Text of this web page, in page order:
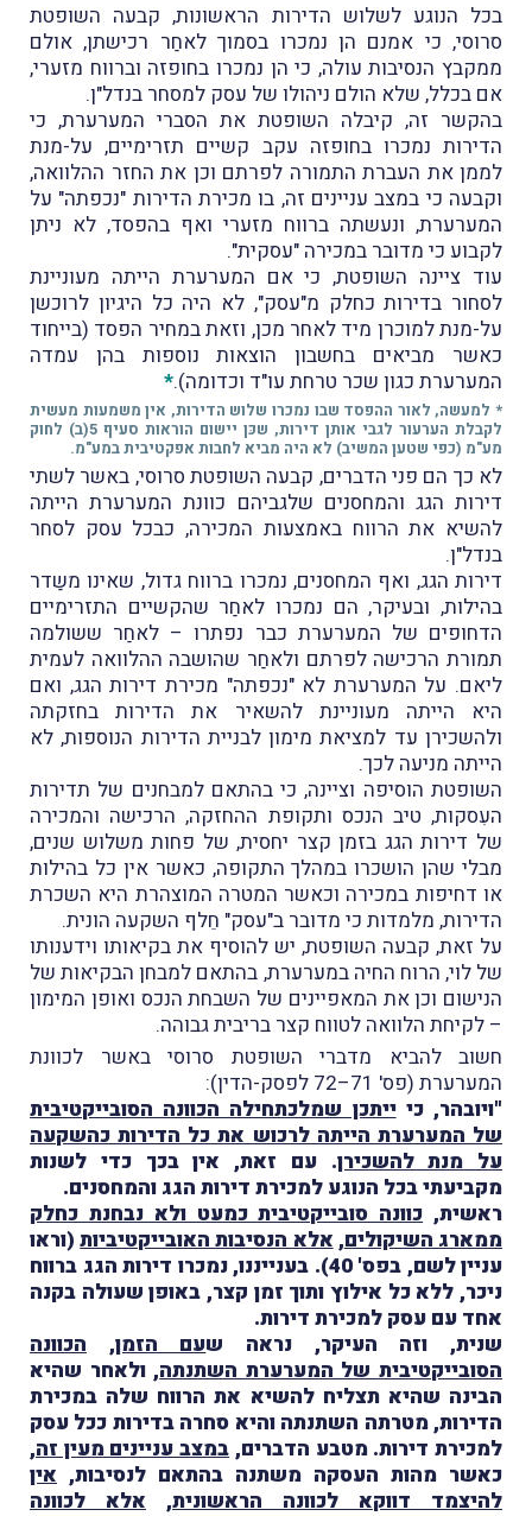
בכל הנוגע לשלוש הדירות הראשונות, קבעה השופטת
סרוסי, כי אמנם הן נמכרו בסמוך לאחַר רכישתן, אולם
ממקבץ הנסיבות עולה, כי הן נמכרו בחופזה וברווח מזערי,
אם בכלל, שלא הולם ניהולו של עסק למסחר בנדל"ן.
בהקשר זה, קיבלה השופטת את הסברי המערערת, כי
הדירות נמכרו בחופזה עקב קשיים תזרימיים, על-מנת
לממן את העברת התמורה לפרתם וכן את החזר ההלוואה,
וקבעה כי במצב עניינים זה, בו מכירת הדירות "נכפתה" על
המערערת, ונעשתה ברווח מזערי ואף בהפסד, לא ניתן
לקבוע כי מדובר במכירה "עסקית".
עוד ציינה השופטת, כי אם המערערת הייתה מעוניינת
לסחור בדירות כחלק מ"עסק", לא היה כל היגיון לרוכשן
על-מנת למוכרן מיד לאחר מכן, וזאת במחיר הפסד (בייחוד
כאשר מביאים בחשבון הוצאות נוספות בהן עמדה
המערערת כגון שכר טרחת עו"ד וכדומה).*
* למעשה, לאור ההפסד שבו נמכרו שלוש הדירות, אין משמעות מעשית
לקבלת הערעור לגבי אותן דירות, שכּן יישום הוראות סעיף 5(ב) לחוק
מע"מ (כפי שטען המשיב) לא היה מביא לחבות אפקטיבית במע"מ.
לא כך הם פני הדברים, קבעה השופטת סרוסי, באשר לשתי
דירות הגג והמחסנים שלגביהם כוונת המערערת הייתה
להשיא את הרווח באמצעות המכירה, כבכל עסק לסחר
בנדל"ן.
דירות הגג, ואף המחסנים, נמכרו ברווח גדול, שאינו משַדר
בהילות, ובעיקר, הם נמכרו לאחַר שהקשיים התזרימיים
הדחופים של המערערת כבר נפתרו – לאחַר ששולמה
תמורת הרכישה לפרתם ולאחַר שהושבה ההלוואה לעמית
ליאם. על המערערת לא "נכפתה" מכירת דירות הגג, ואם
היא הייתה מעוניינת להשאיר את הדירות בחזקתה
ולהשכירן עד למציאת מימון לבניית הדירות הנוספות, לא
הייתה מניעה לכך.
השופטת הוסיפה וציינה, כי בהתאם למבחנים של תדירות
העִסקות, טיב הנכס ותקופת ההחזקה, הרכישה והמכירה
של דירות הגג בזמן קצר יחסית, של פחות משלוש שנים,
מבלי שהן הושכרו במהלך התקופה, כאשר אין כל בהילות
או דחיפות במכירה וכאשר המטרה המוצהרת היא השכרת
הדירות, מלמדות כי מדובר ב"עסק" חֵלף השקעה הונית.
על זאת, קבעה השופטת, יש להוסיף את בקיאותו וידענותו
של לוי, הרוח החיה במערערת, בהתאם למבחן הבקיאות של
הנישום וכן את המאפיינים של השבחת הנכס ואופן המימון
– לקיחת הלוואה לטווח קצר בריבית גבוהה.
חשוב להביא מדברי השופטת סרוסי באשר לכוונת
המערערת (פס' 71–72 לפסק-הדין):
"ויובהר, כיייתכן שמלכתחילה הכוונה הסובייקטיבית
של המערערת הייתה לרכוש את כל הדירות כהשקעה
על מנת להשכירן. עם זאת, אין בכך כדי לשנות
מקביעתי בכל הנוגע למכירת דירות הגג והמחסנים.
ראשית,כוונה סובייקטיבית כמעט ולא נבחנת כחלק
ממארג השיקולים,אלא הנסיבות האובייקטיביות(וראו
עניין לשם, בפס' 40). בענייננו, נמכרו דירות הגג ברווח
ניכר, ללא כל אילוץ ותוך זמן קצר, באופן שעולה בקנה
אחד עם עסק למכירת דירות.
שנית, וזה העיקר, נראה שעם הזמן, הכוונה
הסובייקטיבית של המערערת השתנתה, ולאחר שהיא
הבינה שהיא תצליח להשיא את הרווח שלה במכירת
הדירות, מטרתה השתנתה והיא סחרה בדירות ככל עסק
למכירת דירות. מטבע הדברים,במצב עניינים מעין זה,
כאשר מהות העסקה משתנה בהתאם לנסיבות, אין
להיצמד דווקא לכוונה הראשונית, אלא לכוונה